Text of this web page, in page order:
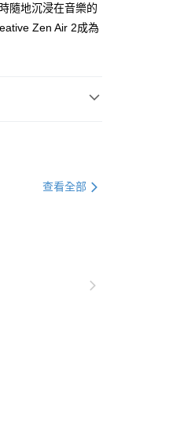
隨地沉浸在音樂的
Zen Air 2成為
查看全部